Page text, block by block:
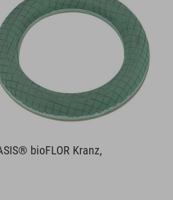
OASIS® BIOLIT® Ring / Kranz